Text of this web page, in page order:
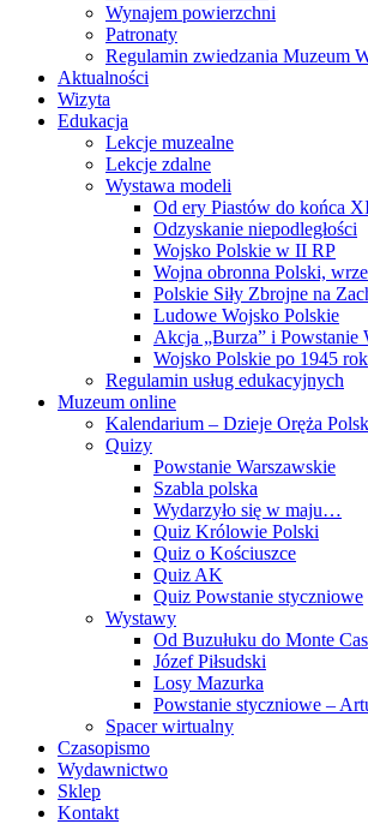
Wynajem powierzchni
Patronaty
Regulamin zwiedzania Muzeum
Aktualności
Wizyta
Edukacja
Lekcje muzealne
Lekcje zdalne
Wystawa modeli
Od ery Piastów do końca
Odzyskanie niepodległości
Wojsko Polskie w II RP
Wojna obronna Polski,
Polskie Siły Zbrojne na
Ludowe Wojsko Polskie
Akcja „Burza” i Powstanie
Wojsko Polskie po 1945
Regulamin usług edukacyjnych
Muzeum online
Kalendarium – Dzieje Oręża
Quizy
Powstanie Warszawskie
Szabla polska
Wydarzyło się w maju…
Quiz Królowie Polski
Quiz o Kościuszce
Quiz AK
Quiz Powstanie styczniowe
Wystawy
Od Buzułuku do Monte
Józef Piłsudski
Losy Mazurka
Powstanie styczniowe –
Spacer wirtualny
Czasopismo
Wydawnictwo
Sklep
Kontakt